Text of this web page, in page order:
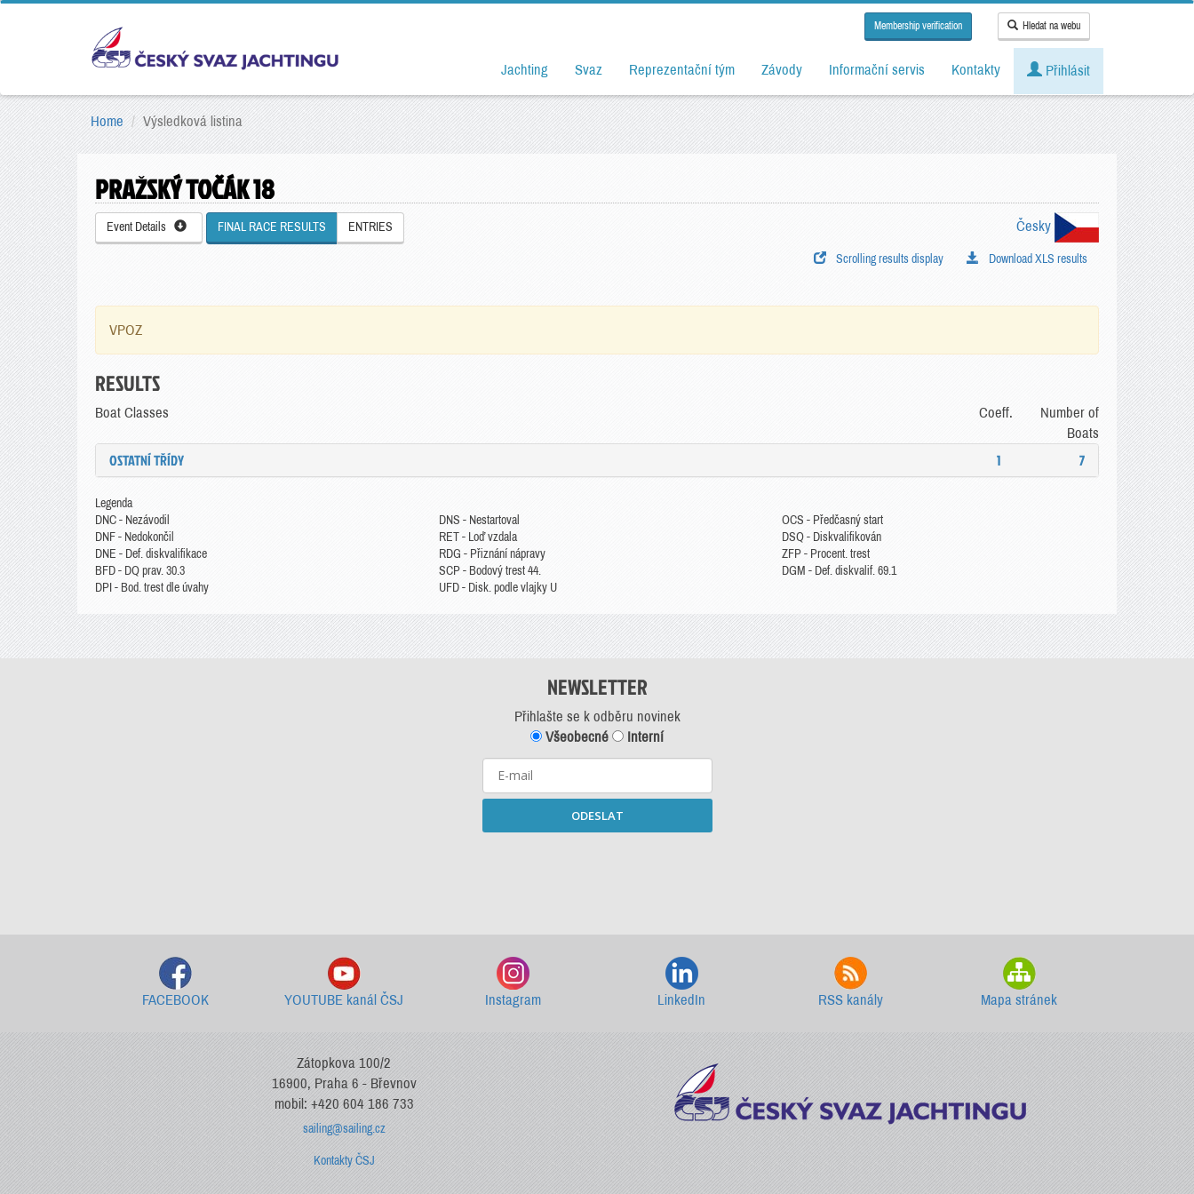
Membership verification Hledat na webu
Jachting Svaz Reprezentační tým Závody Informační servis Kontakty Přihlásit
Home Výsledková listina
PRAŽSKÝ TOČÁK 18
Event Details FINAL RACE RESULTS ENTRIES Česky
Download XLS results
Scrolling results display
VPOZ
RESULTS
Boat Classes Coeff.
Number of
Boats
OSTATNÍ TŘÍDY 1 7
Legenda
DNC - Nezávodil
DNF - Nedokončil
DNE - Def. diskvalifikace
BFD - DQ prav. 30.3
DPI - Bod. trest dle úvahy
DNS - Nestartoval
RET - Loď vzdala
RDG - Přiznání nápravy
SCP - Bodový trest 44.
UFD - Disk. podle vlajky U
OCS - Předčasný start
DSQ - Diskvalifikován
ZFP - Procent. trest
DGM - Def. diskvalif. 69.1
NEWSLETTER
Přihlašte se k odběru novinek
Všeobecné
Interní
ODESLAT
FACEBOOK YOUTUBE kanál ČSJ Instagram LinkedIn RSS kanály Mapa stránek
Zátopkova 100/2
16900, Praha 6 - Břevnov
mobil: +420 604 186 733
sailing@sailing.cz
Kontakty ČSJ